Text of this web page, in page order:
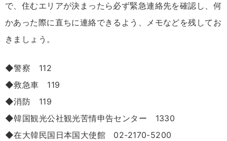
で、住むエリアが決まったら必ず緊急連絡先を確認し、何
かあった際に直ちに連絡できるよう、メモなどを残してお
きましょう。
◆警察 112
◆救急車 119
◆消防 119
◆韓国観光公社観光苦情申告センター 1330
◆在大韓民国日本国大使館 02-2170-5200